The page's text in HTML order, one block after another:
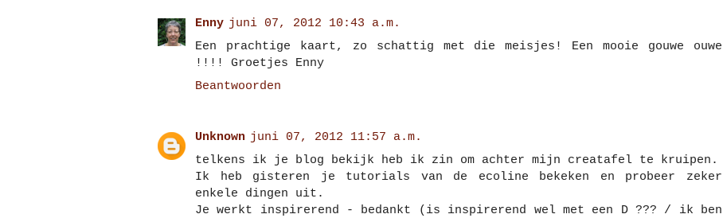
Enny juni 07, 2012 10:43 a.m.
Een prachtige kaart, zo schattig met die meisjes! Een mooie gouwe ouwe
!!!! Groetjes Enny
Beantwoorden
Unknown juni 07, 2012 11:57 a.m.
telkens ik je blog bekijk heb ik zin om achter mijn creatafel te kruipen.
Ik heb gisteren je tutorials van de ecoline bekeken en probeer zeker
enkele dingen uit.
Je werkt inspirerend - bedankt (is inspirerend wel met een D ??? / ik ben